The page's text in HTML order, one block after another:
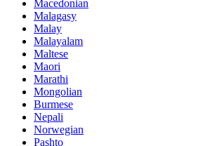
Macedonian
Malagasy
Malay
Malayalam
Maltese
Maori
Marathi
Mongolian
Burmese
Nepali
Norwegian
Pashto